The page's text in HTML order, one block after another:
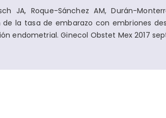
JA, Roque-Sánchez AM, Durán-
de la tasa de embarazo con embriones
endometrial. Ginecol Obstet Mex 2017